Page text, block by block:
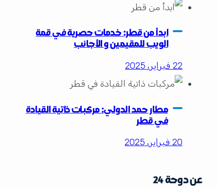
ابدأ من قطر: خدمات حصرية في قمة
الويب للمقيمين و الأجانب
22 فبراير، 2025
مطار حمد الدولي: مركبات ذاتية القيادة
في قطر
20 فبراير، 2025
عن دوحة 24